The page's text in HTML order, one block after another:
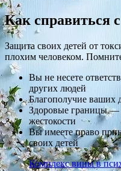
Как справиться
Защита своих детей от
плохим человеком.
Вы не несете
других людей
Благополучие ваших
Здоровые границы —
жестокости
Вы имеете право
своих детей
Комплекс вины в